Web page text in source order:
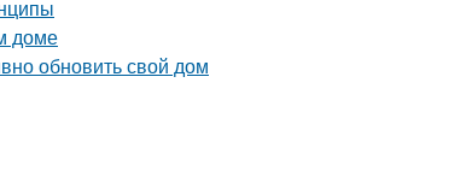
доме
обновить свой дом